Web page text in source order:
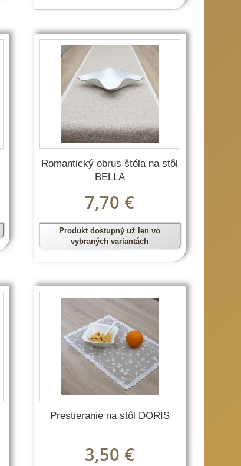
Romantický obrus štóla na stôl
BELLA
7,70 €
Produkt dostupný už len vo
vybraných variantách
Prestieranie na stôl DORIS
3,50 €